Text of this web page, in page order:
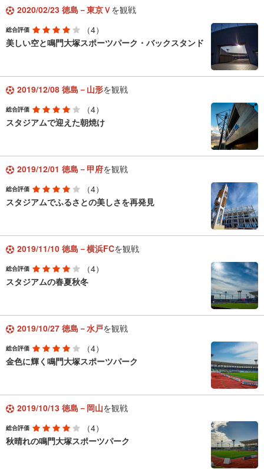
2020/02/23 徳島－東京Ｖを観戦
総合評価
（4）
美しい空と鳴門大塚スポーツパーク・バックスタンド
2019/12/08 徳島－山形を観戦
総合評価
（4）
スタジアムで迎えた朝焼け
2019/12/01 徳島－甲府を観戦
総合評価
（4）
スタジアムでふるさとの美しさを再発見
2019/11/10 徳島－横浜FCを観戦
総合評価
（4）
スタジアムの春夏秋冬
2019/10/27 徳島－水戸を観戦
総合評価
（4）
金色に輝く鳴門大塚スポーツパーク
2019/10/13 徳島－岡山を観戦
総合評価
（4）
秋晴れの鳴門大塚スポーツパーク